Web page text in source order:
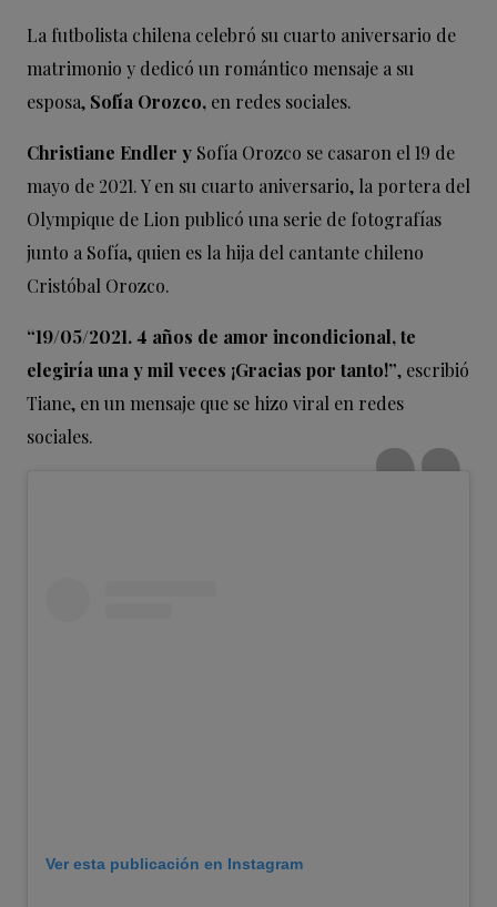
La futbolista chilena celebró su cuarto aniversario de
matrimonio y dedicó un romántico mensaje a su
esposa, Sofía Orozco, en redes sociales.
Christiane Endler y Sofía Orozco se casaron el 19 de
mayo de 2021. Y en su cuarto aniversario, la portera del
Olympique de Lion publicó una serie de fotografías
junto a Sofía, quien es la hija del cantante chileno
Cristóbal Orozco.
“19/05/2021. 4 años de amor incondicional, te
elegiría una y mil veces ¡Gracias por tanto!”, escribió
Tiane, en un mensaje que se hizo viral en redes
sociales.
Ver esta publicación en Instagram